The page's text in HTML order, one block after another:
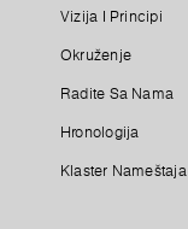
Vizija I Principi
Okruženje
Radite Sa Nama
Hronologija
Klaster Nameštaja